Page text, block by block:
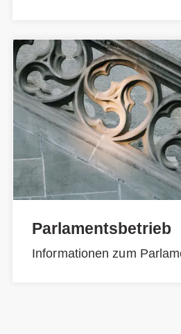
Parlamentsbetrieb
Informationen zum